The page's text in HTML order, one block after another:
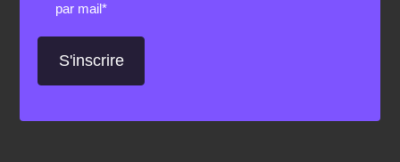
par mail*